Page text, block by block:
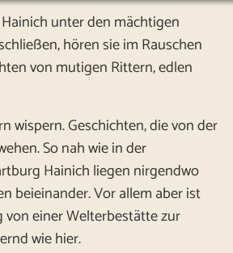
unter den mächtigen
hören sie im Rauschen
von mutigen Rittern, edlen
wispern. Geschichten, die von der
So nah wie in der
Hainich liegen nirgendwo
beieinander. Vor allem aber ist
von einer Welterbestätte zur
wie hier.